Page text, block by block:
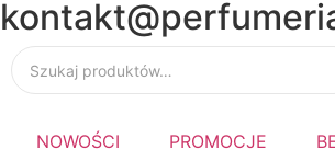
NOWOŚCI PROMOCJE